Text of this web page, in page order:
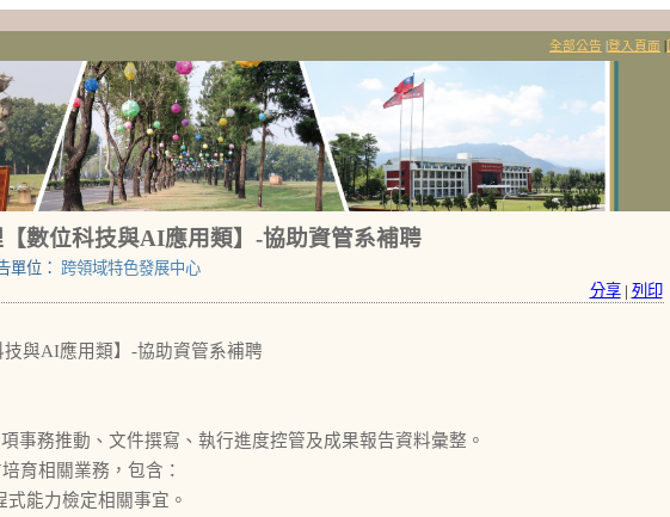
全部公告 登入頁面
數位科技與AI應用類】-協助資管系補聘
單位： 跨領域特色發展中心
分享 | 列印
技與AI應用類】-協助資管系補聘
事務推動、文件撰寫、執行進度控管及成果報告資料彙整。
育相關業務，包含：
能力檢定相關事宜。